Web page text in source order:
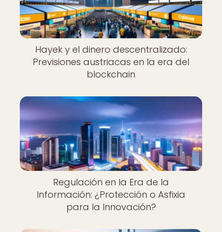
Hayek y el dinero descentralizado:
Previsiones austriacas en la era del
blockchain
Regulación en la Era de la
Información: ¿Protección o Asfixia
para la Innovación?